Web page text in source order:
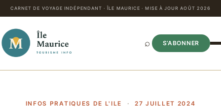
CARNET DE VOYAGE INDÉPENDANT · ÎLE MAURICE · MISE À JOUR AOÛT 2026
⌕ S’ABONNER
INFOS PRATIQUES DE L'ILE · 27 JUILLET 2024